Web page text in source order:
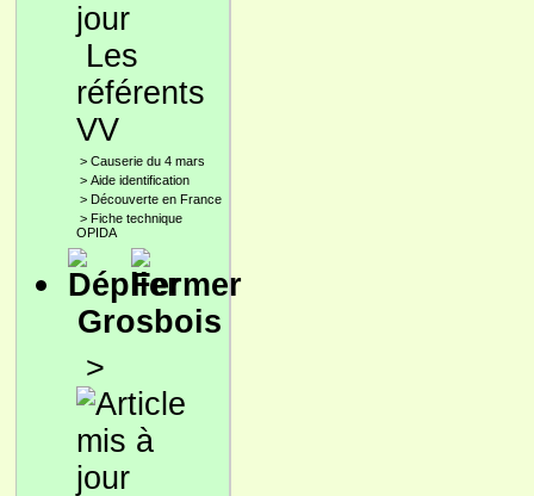
Les
référents
VV
> Causerie du 4 mars
> Aide identification
> Découverte en France
> Fiche technique
OPIDA
Grosbois
>